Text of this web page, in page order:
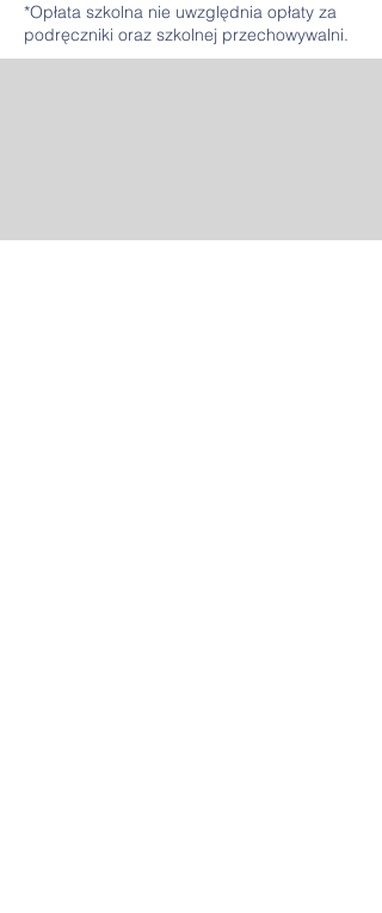
*Opłata szkolna nie uwzględnia opłaty za
podręczniki oraz szkolnej przechowywalni.